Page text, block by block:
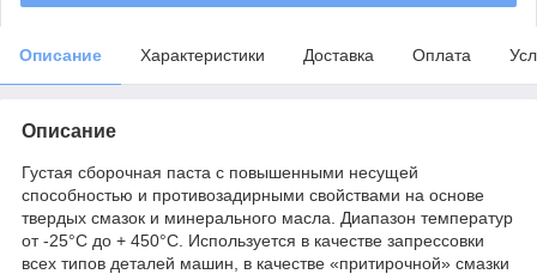
Описание Характеристики Доставка Оплата
Описание
Густая сборочная паста с повышенными несущей
способностью и противозадирными свойствами на основе
твердых смазок и минерального масла. Диапазон температур
от -25°C до + 450°C. Используется в качестве запрессовки
всех типов деталей машин, в качестве «притирочной» смазки